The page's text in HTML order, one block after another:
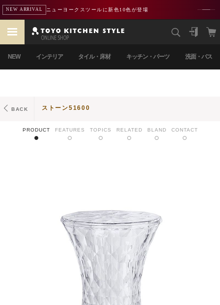
NEW ARRIVAL ニューヨークスツールに新色10色が登場
NEW インテリア タイル・床材 キッチン・パーツ 洗面・バス
BACK ストーン51600
PRODUCT FEATURES TOPICS RELATED BLAND CONTACT